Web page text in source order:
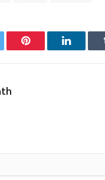
Pinterest LinkedIn